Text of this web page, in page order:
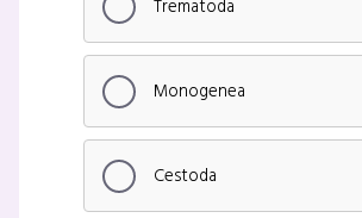
Trematoda
Monogenea
Cestoda